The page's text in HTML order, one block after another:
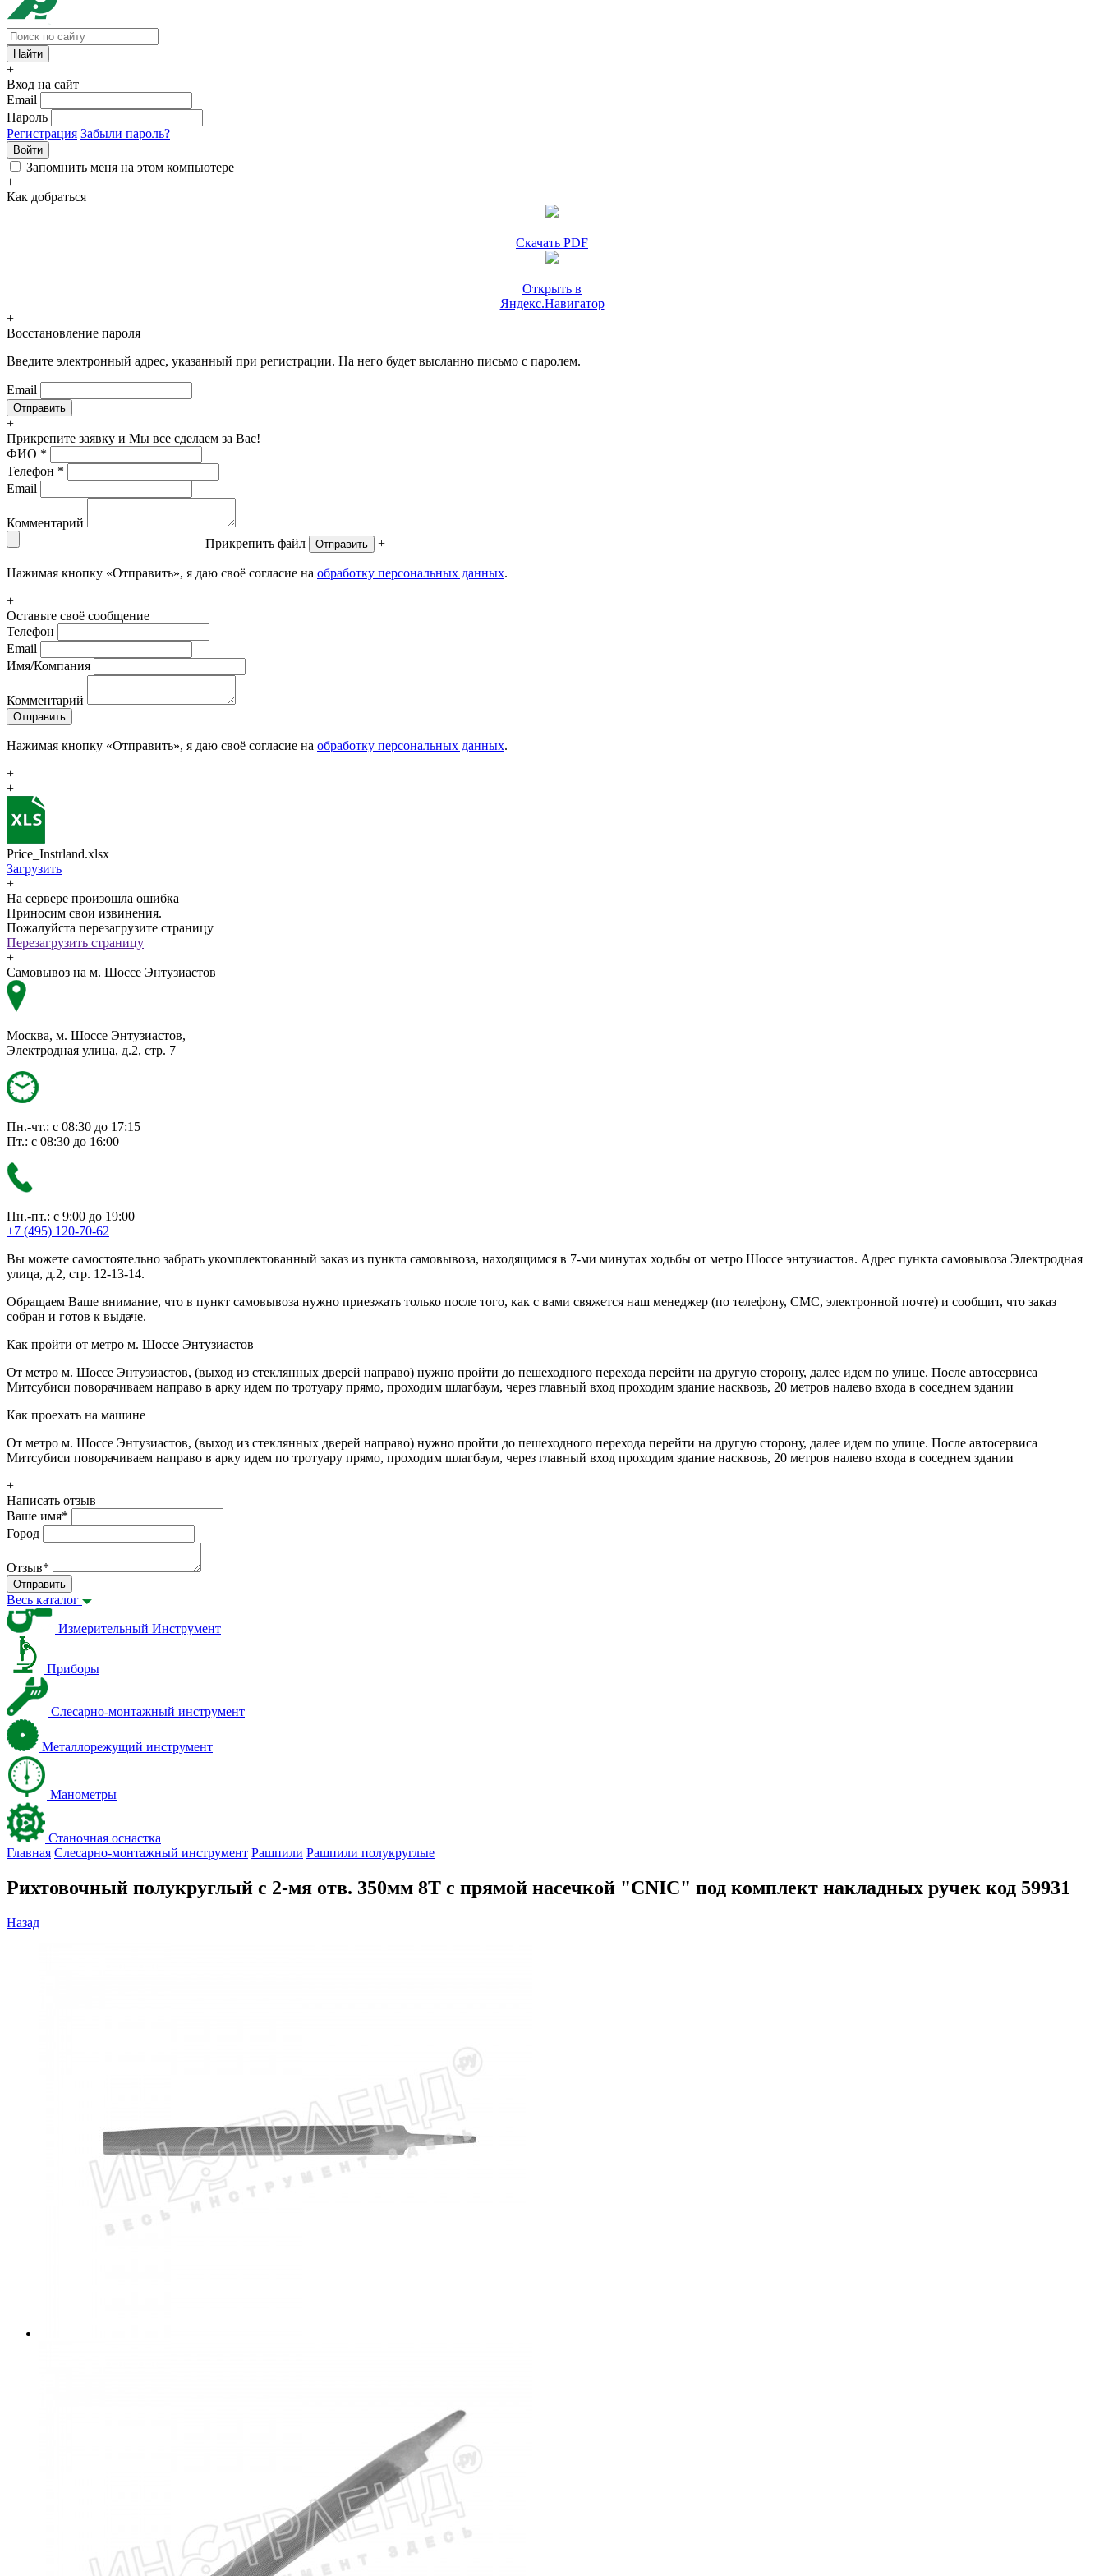
+
Вход на сайт
Email
Пароль
Регистрация Забыли пароль?
Войти
Запомнить меня на этом компьютере
+
Как добраться
Скачать PDF
Открыть в
Яндекс.Навигатор
+
Восстановление пароля
Введите электронный адрес, указанный при регистрации. На него будет высланно письмо с паролем.
Email
+
Прикрепите заявку и Мы все сделаем за Вас!
ФИО *
Телефон *
Email
Комментарий
Прикрепить файл
Отправить +
Нажимая кнопку «Отправить», я даю своё согласие на обработку персональных данных.
+
Оставьте своё сообщение
Телефон
Email
Имя/Компания
Комментарий
Отправить
Нажимая кнопку «Отправить», я даю своё согласие на обработку персональных данных.
+
+
Price_Instrland.xlsx
Загрузить
+
На сервере произошла ошибка
Приносим свои извинения.
Пожалуйста перезагрузите страницу
Перезагрузить страницу
+
Самовывоз на м. Шоссе Энтузиастов
Москва, м. Шоссе Энтузиастов,
Электродная улица, д.2, стр. 7
Пн.-чт.: с 08:30 до 17:15
Пт.: с 08:30 до 16:00
Пн.-пт.: с 9:00 до 19:00
+7 (495) 120-70-62
Вы можете самостоятельно забрать укомплектованный заказ из пункта самовывоза, находящимся в 7-ми минутах ходьбы от метро Шоссе энтузиастов. Адрес пункта самовывоза Электродная
улица, д.2, стр. 12-13-14.
Обращаем Ваше внимание, что в пункт самовывоза нужно приезжать только после того, как с вами свяжется наш менеджер (по телефону, СМС, электронной почте) и сообщит, что заказ
собран и готов к выдаче.
Как пройти от метро м. Шоссе Энтузиастов
От метро м. Шоссе Энтузиастов, (выход из стеклянных дверей направо) нужно пройти до пешеходного перехода перейти на другую сторону, далее идем по улице. После автосервиса
Митсубиси поворачиваем направо в арку идем по тротуару прямо, проходим шлагбаум, через главный вход проходим здание насквозь, 20 метров налево входа в соседнем здании
Как проехать на машине
От метро м. Шоссе Энтузиастов, (выход из стеклянных дверей направо) нужно пройти до пешеходного перехода перейти на другую сторону, далее идем по улице. После автосервиса
Митсубиси поворачиваем направо в арку идем по тротуару прямо, проходим шлагбаум, через главный вход проходим здание насквозь, 20 метров налево входа в соседнем здании
+
Написать отзыв
Ваше имя*
Город
Отзыв*
Отправить
Весь каталог
Измерительный Инструмент
Приборы
Слесарно-монтажный инструмент
Металлорежущий инструмент
Манометры
Станочная оснастка
Главная Слесарно-монтажный инструмент Рашпили Рашпили полукруглые
Рихтовочный полукруглый с 2-мя отв. 350мм 8Т с прямой насечкой "CNIC" под комплект накладных ручек код 59931
Назад